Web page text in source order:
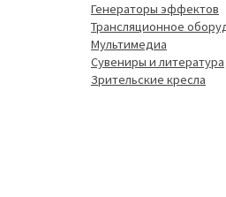
Генераторы эффектов
Трансляционное
Мультимедиа
Сувениры и литература
Зрительские кресла